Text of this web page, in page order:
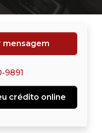
mensagem
9891
crédito online